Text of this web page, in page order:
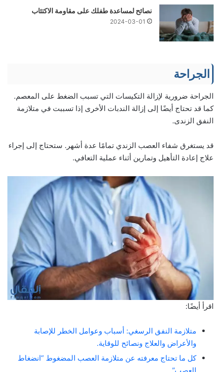
نصائح لمساعدة طفلك على مقاومة الاكتئاب
2024-03-01
الجراحة
الجراحة ضرورية لإزالة التكيسات التي تسبب الضغط على المعصم.
كما قد تحتاج أيضًا إلى إزالة الندبات الأخرى إذا تسببت في متلازمة
النفق الزندى.
قد يستغرق شفاء العصب الزندي تمامًا عدة أشهر. ستحتاج إلى إجراء
علاج إعادة التأهيل وتمارين أثناء عملية التعافي.
اقرأ أيضًا:
متلازمة النفق الرسغي: أسباب وعوامل الخطر للإصابة
والأعراض والعلاج ونصائح للوقاية.
كل ما تحتاج معرفته عن متلازمة العصب المضغوط “انضغاط